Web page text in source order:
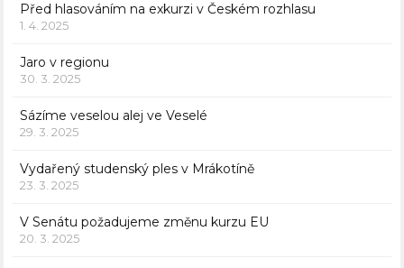
Před hlasováním na exkurzi v Českém rozhlasu
1. 4. 2025
Jaro v regionu
30. 3. 2025
Sázíme veselou alej ve Veselé
29. 3. 2025
Vydařený studenský ples v Mrákotíně
23. 3. 2025
V Senátu požadujeme změnu kurzu EU
20. 3. 2025